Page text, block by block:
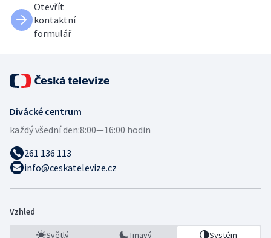
Otevřít
kontaktní
formulář
Divácké centrum
každý všední den:8:00—16:00 hodin
261 136 113
info@ceskatelevize.cz
Vzhled
Světlý Tmavý Systém